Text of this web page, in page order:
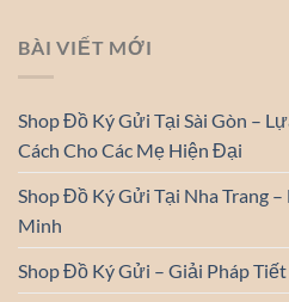
BÀI VIẾT MỚI
Shop Đồ Ký Gửi Tại Sài Gòn –
Cách Cho Các Mẹ Hiện Đại
Shop Đồ Ký Gửi Tại Nha Trang
Minh
Shop Đồ Ký Gửi – Giải Pháp